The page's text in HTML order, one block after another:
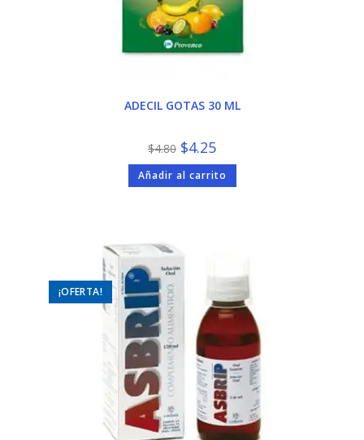
ADECIL GOTAS 30 ML
$4.80 El
precio
original
era:
$4.80.
$4.25El
precio
actual
es:
$4.25.
Añadir al carrito
¡OFERTA!